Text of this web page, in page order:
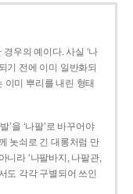
우의 예이다. 사실 ‘나
기 전에 이미 일반화되
이미 뿌리를 내린 형태
’을 ‘나팔’로 바꾸어야
놋쇠로 긴 대롱처럼 만
니라 ‘나팔바지, 나팔관,
도 각각 구별되어 쓰인